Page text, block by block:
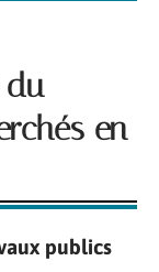
du
en
publics